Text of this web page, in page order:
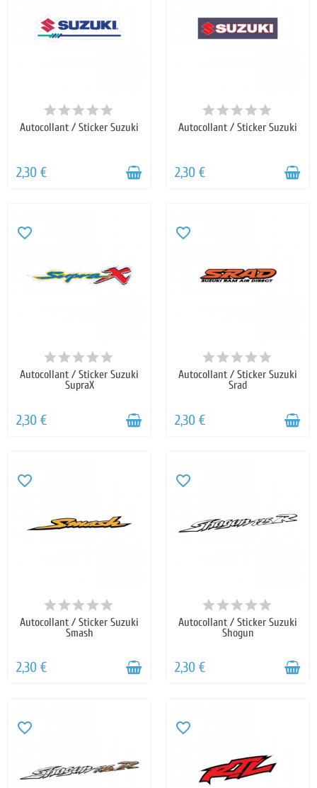
Autocollant / Sticker Suzuki
2,30 €
Autocollant / Sticker Suzuki
2,30 €
favorite_border
Autocollant / Sticker Suzuki
SupraX
2,30 €
favorite_border
Autocollant / Sticker Suzuki
Srad
2,30 €
favorite_border
Autocollant / Sticker Suzuki
Smash
2,30 €
favorite_border
Autocollant / Sticker Suzuki
Shogun
2,30 €
favorite_border favorite_border